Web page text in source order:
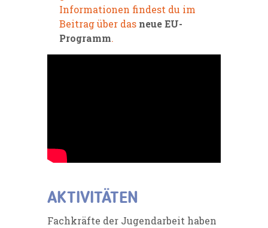
Informationen findest du im
Beitrag über das neue EU-
Programm.
AKTIVITÄTEN
Fachkräfte der Jugendarbeit haben